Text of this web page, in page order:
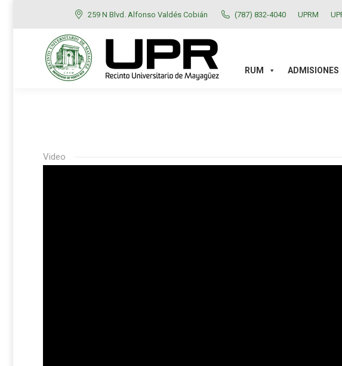
259 N Blvd. Alfonso Valdés Cobián (787) 832-4040 UPRM
RUM ADMISIONES
Video
RUM ADMISIONES